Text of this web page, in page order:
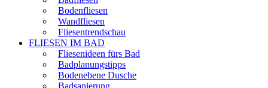
Bodenfliesen
Wandfliesen
Fliesentrendschau
FLIESEN IM BAD
Fliesenideen fürs Bad
Badplanungstipps
Bodenebene Dusche
Badsanierung